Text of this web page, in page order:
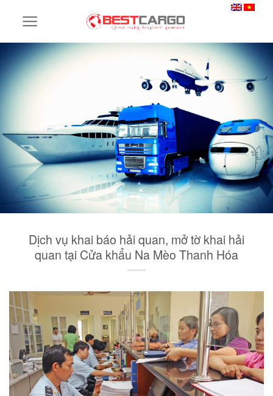
Dịch vụ khai báo hải quan, mở tờ khai hải
quan tại Cửa khẩu Na Mèo Thanh Hóa